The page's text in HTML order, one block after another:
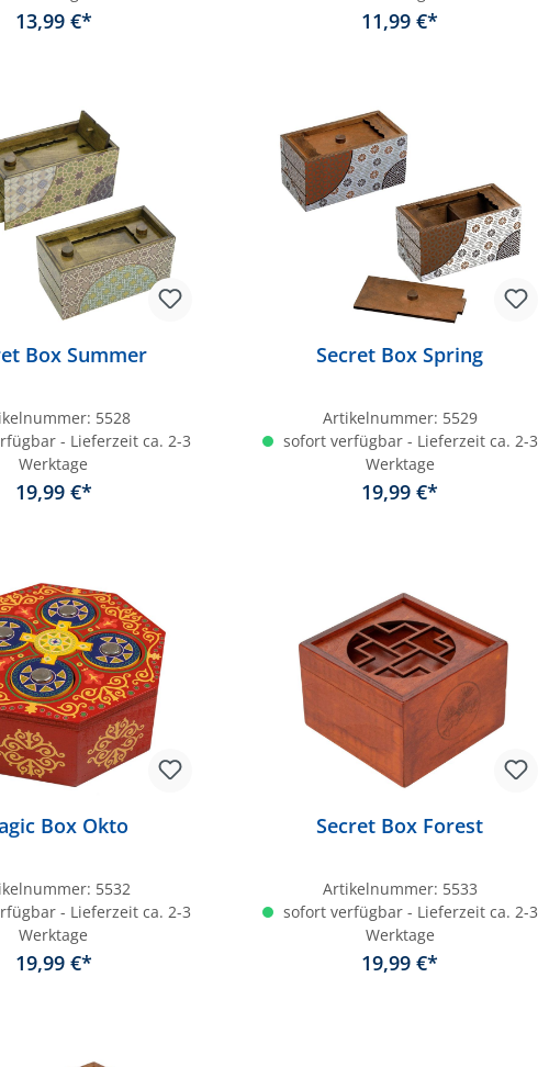
13,99 €* 11,99 €*
Box Summer
5528
- Lieferzeit ca. 2-3
Werktage
19,99 €*
Secret Box Spring
Artikelnummer: 5529
sofort verfügbar - Lieferzeit ca. 2-3
Werktage
19,99 €*
Box Okto
5532
- Lieferzeit ca. 2-3
Werktage
19,99 €*
Secret Box Forest
Artikelnummer: 5533
sofort verfügbar - Lieferzeit ca. 2-3
Werktage
19,99 €*